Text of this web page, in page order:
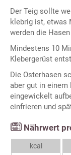
Der Teig sollte
klebrig ist, etwas
werden die
Mindestens 10
Klebergerüst
Die Osterhasen
aber gut in
eingewickelt
einfrieren und
Nährwert
kcal